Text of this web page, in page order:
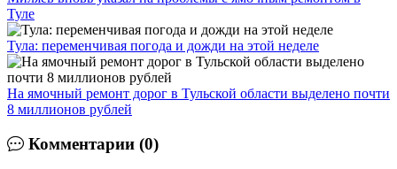
Туле
Тула: переменчивая погода и дожди на этой неделе
На ямочный ремонт дорог в Тульской области выделено почти
8 миллионов рублей
Комментарии (0)